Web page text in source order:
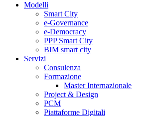
Modelli
Smart City
e-Governance
e-Democracy
PPP Smart City
BIM smart city
Servizi
Consulenza
Formazione
Master Internazionale
Project & Design
PCM
Piattaforme Digitali